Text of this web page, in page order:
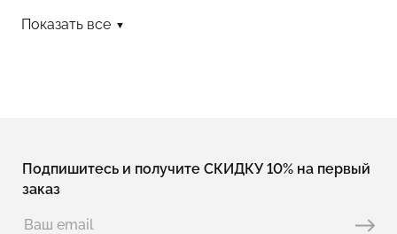
Коллекция HOPE: изделия с фианитом
Коллекция HOPE: изделия с жемчугом
Показать все
Подпишитесь и получите СКИДКУ 10% на первый
заказ